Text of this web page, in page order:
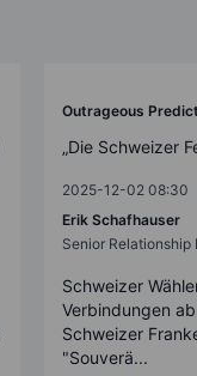
Outrageous
„Die Schweizer
2025-12-02 08:30
Erik Schafhauser
Senior Relationship
Schweizer
Verbindungen
Schweizer
"Souverä...